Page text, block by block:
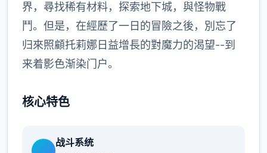
界，尋找稀有材料，探索地下城，與怪物戰
鬥。但是，在經歷了一日的冒險之後，別忘了
归來照顧托莉娜日益增長的對魔力的渴望--到
来着影色渐染门户。
核心特色
战斗系统